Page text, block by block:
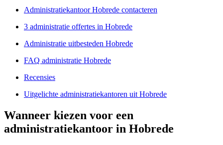
Administratiekantoor Hobrede contacteren
3 administratie offertes in Hobrede
Administratie uitbesteden Hobrede
FAQ administratie Hobrede
Recensies
Uitgelichte administratiekantoren uit Hobrede
Wanneer kiezen voor een
administratiekantoor in Hobrede